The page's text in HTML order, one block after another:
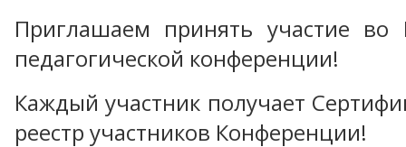
Приглашаем принять участие во
педагогической конференции!
Каждый участник получает
реестр участников Конференции!